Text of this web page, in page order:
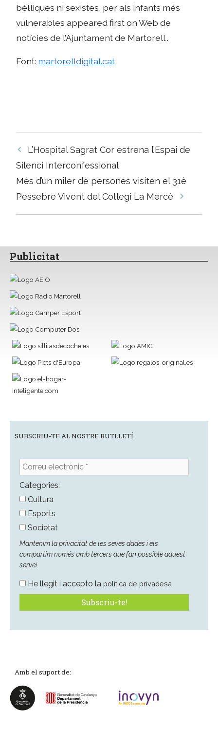
bèl·liques ni sexistes, per als infants més
vulnerables appeared first on Web de
notícies de l’Ajuntament de Martorell .
Font: martorelldigital.cat
Navegació
per
L’Hospital Sagrat Cor estrena l’Espai de
Silenci Interconfessional
Més d’un miler de persones visiten el 31è
Pessebre Vivent del Col·legi La Mercè
Publicitat
SUBSCRIU-TE AL NOSTRE BUTLLETÍ
Correu
electrònic
*Categories:
Cultura
Esports
Societat
Mantenim la privacitat de les seves dades i els
compartim només amb tercers que fan possible aquest
servei.
He llegit i accepto la política de privadesa
Amb el suport de: